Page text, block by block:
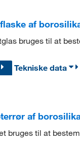
af
bruges til at
Tekniske data
af
bruges til at